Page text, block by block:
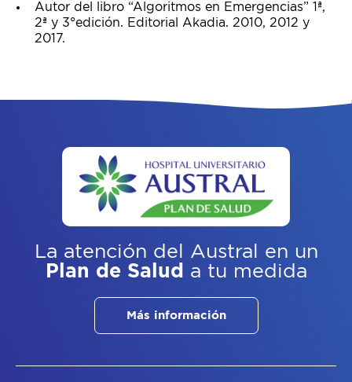
Autor del libro “Algoritmos en Emergencias” 1ª,
2ª y 3°edición. Editorial Akadia. 2010, 2012 y
2017.
La atención del Austral
en un
Plan de Salud a tu medida
Más información